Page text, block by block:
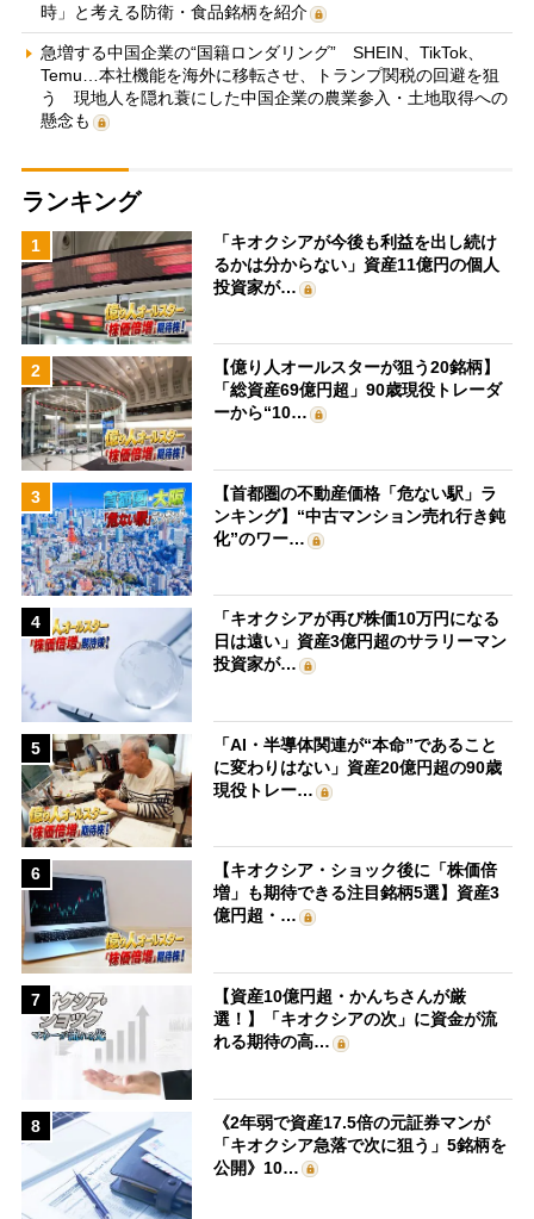
時」と考える防衛・食品銘柄を紹介
急増する中国企業の“国籍ロンダリング” SHEIN、TikTok、
Temu…本社機能を海外に移転させ、トランプ関税の回避を狙
う 現地人を隠れ蓑にした中国企業の農業参入・土地取得への
懸念も
ランキング
1
「キオクシアが今後も利益を出し続け
るかは分からない」資産11億円の個人
投資家が…
2
【億り人オールスターが狙う20銘柄】
「総資産69億円超」90歳現役トレーダ
ーから“10…
3
【首都圏の不動産価格「危ない駅」ラ
ンキング】“中古マンション売れ行き鈍
化”のワー…
4
「キオクシアが再び株価10万円になる
日は遠い」資産3億円超のサラリーマン
投資家が…
5
「AI・半導体関連が“本命”であること
に変わりはない」資産20億円超の90歳
現役トレー…
6
【キオクシア・ショック後に「株価倍
増」も期待できる注目銘柄5選】資産3
億円超・…
7
【資産10億円超・かんちさんが厳
選！】「キオクシアの次」に資金が流
れる期待の高…
8
《2年弱で資産17.5倍の元証券マンが
「キオクシア急落で次に狙う」5銘柄を
公開》10…